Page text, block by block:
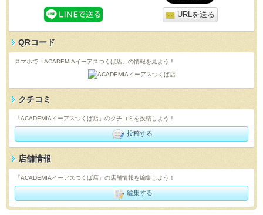
URLを送る
QRコード
スマホで「ACADEMIAイーアスつくば店」の情報を見よう！
クチコミ
「ACADEMIAイーアスつくば店」のクチコミを投稿しよう！
投稿する
店舗情報
「ACADEMIAイーアスつくば店」の店舗情報を編集しよう！
編集する